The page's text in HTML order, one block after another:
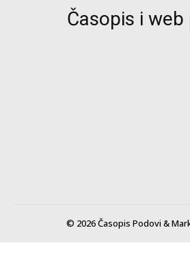
Časopis i web
© 2026 Časopis Podovi &